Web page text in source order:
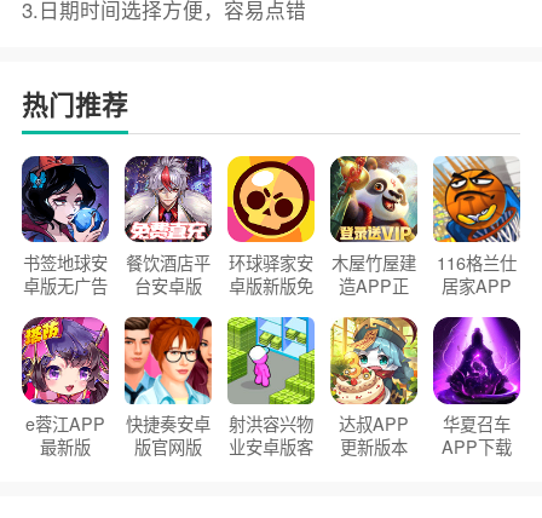
3.日期时间选择方便，容易点错
热门推荐
书签地球安
卓版无广告
餐饮酒店平
台安卓版
环球驿家安
卓版新版免
木屋竹屋建
造APP正
116格兰仕
居家APP
e蓉江APP
最新版
快捷奏安卓
版官网版
射洪容兴物
业安卓版客
达叔APP
更新版本
华夏召车
APP下载